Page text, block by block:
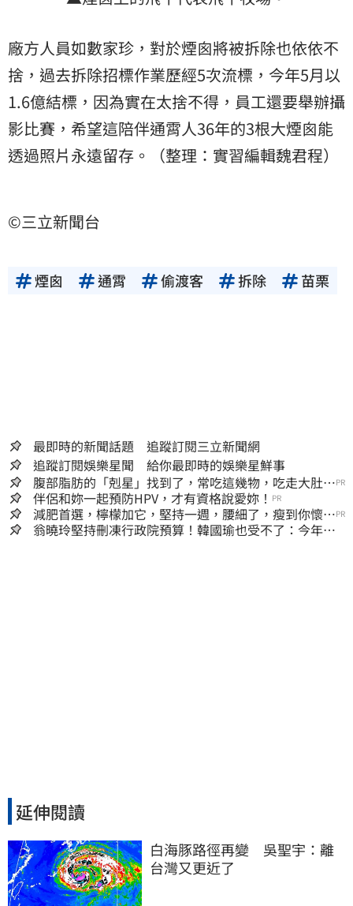
廠方人員如數家珍，對於煙囪將被拆除也依依不
捨，過去拆除招標作業歷經5次流標，今年5月以
1.6億結標，因為實在太捨不得，員工還要舉辦攝
影比賽，希望這陪伴通霄人36年的3根大煙囪能
透過照片永遠留存。（整理：實習編輯魏君程）
©三立新聞台
煙囪 通霄 偷渡客 拆除 苗栗
最即時的新聞話題 追蹤訂閱三立新聞網
追蹤訂閱娛樂星聞 給你最即時的娛樂星鮮事
腹部脂肪的「剋星」找到了，常吃這幾物，吃走大肚
囊，瘦出小蠻腰
PR
伴侶和妳一起預防HPV，才有資格說愛妳！ PR
減肥首選，檸檬加它，堅持一週，腰細了，瘦到你懷疑
人生
PR
翁曉玲堅持刪凍行政院預算！韓國瑜也受不了：今年剩4
延伸閱讀
白海豚路徑再變　吳聖宇：離
台灣又更近了